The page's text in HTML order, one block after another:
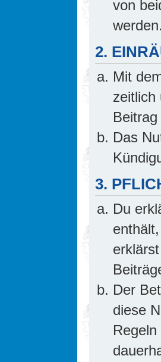
von
werden.
2.
Mit
zeitlich
Das
3.
Du
Der
diese